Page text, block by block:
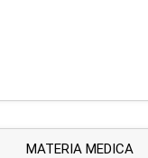
MATERIA MEDICA